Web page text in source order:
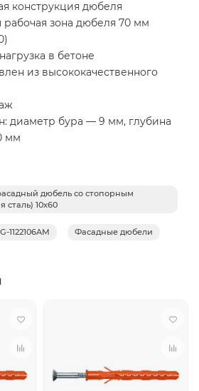
конструкция дюбеля
рабочая зона дюбеля 70 мм
в бетоне
из высококачественного
диаметр бура — 9 мм, глубина
мм
дюбель со стопорным
10х60
1122106AM Фасадные дюбели